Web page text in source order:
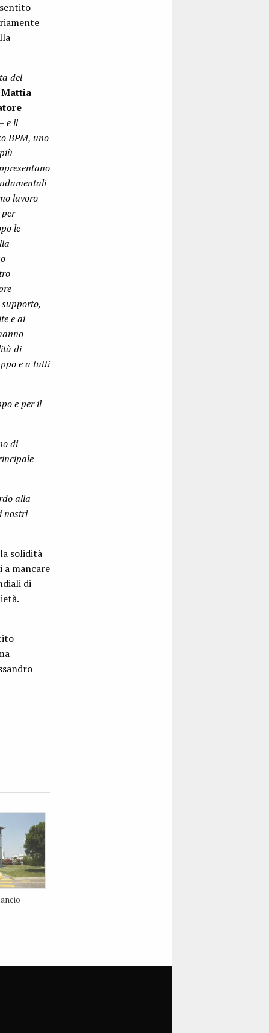
del
Mattia
e il
BPM, uno
lavoro
le
e ai
di
e a tutti
e per il
di
alla
nostri
solidità
a mancare
di